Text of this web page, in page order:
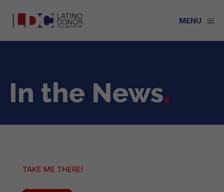
a
MENU
In the News.
TAKE ME THERE!